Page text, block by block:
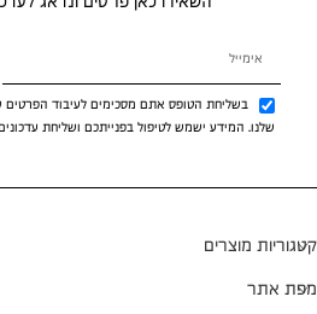
בשליחת הטופס אתם מסכימים לעיבוד
שלנו. המידע ישמש לטיפול בפנייתכם ושליחת
קטגוריות מוצרים
מפת אתר